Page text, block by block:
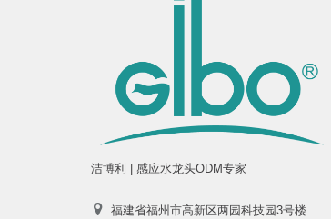
洁博利 | 感应水龙头ODM专家
福建省福州市高新区两园科技园3号楼